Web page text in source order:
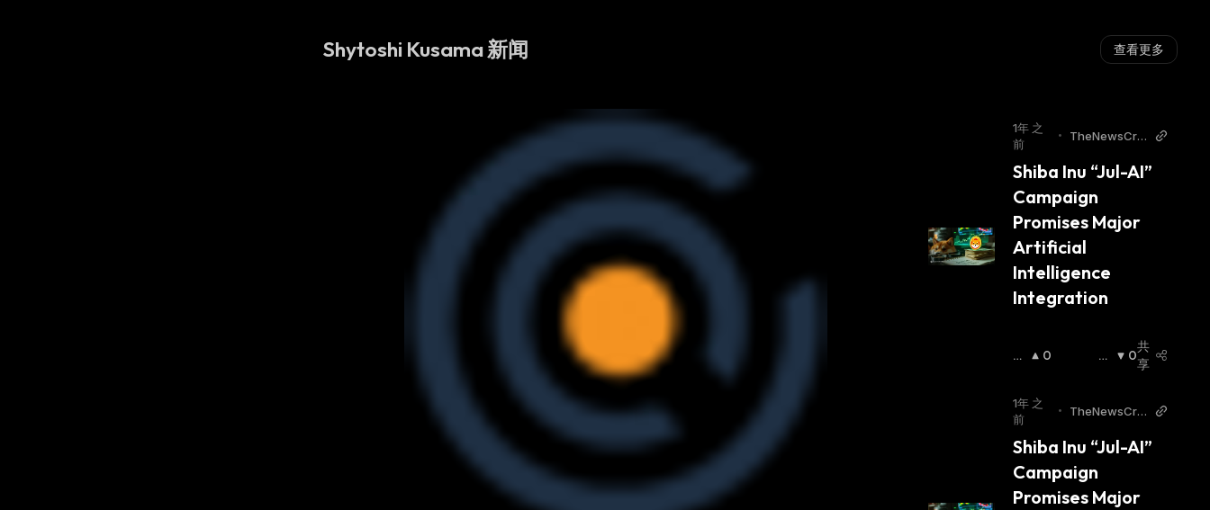
Shytoshi Kusama 新闻 查看更多
1年 之
前
•
TheNewsCry
Shiba Inu “Jul-AI”
Campaign
Promises Major
Artificial
Intelligence
Integration
看
0
看
0
共
享
1年 之
前
•
TheNewsCry
Shiba Inu “Jul-AI”
Campaign
Promises Major